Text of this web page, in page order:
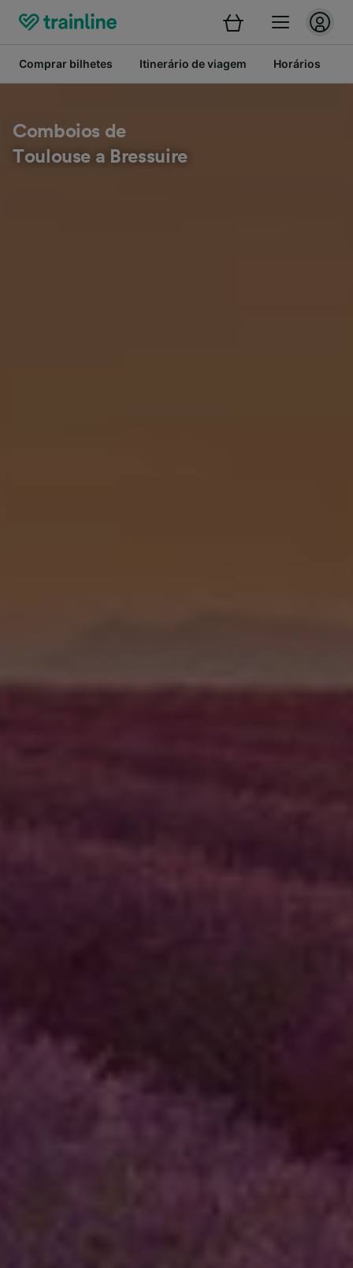
Comprar bilhetes Itinerário de viagem Horários
Comboios de
Toulouse a Bressuire